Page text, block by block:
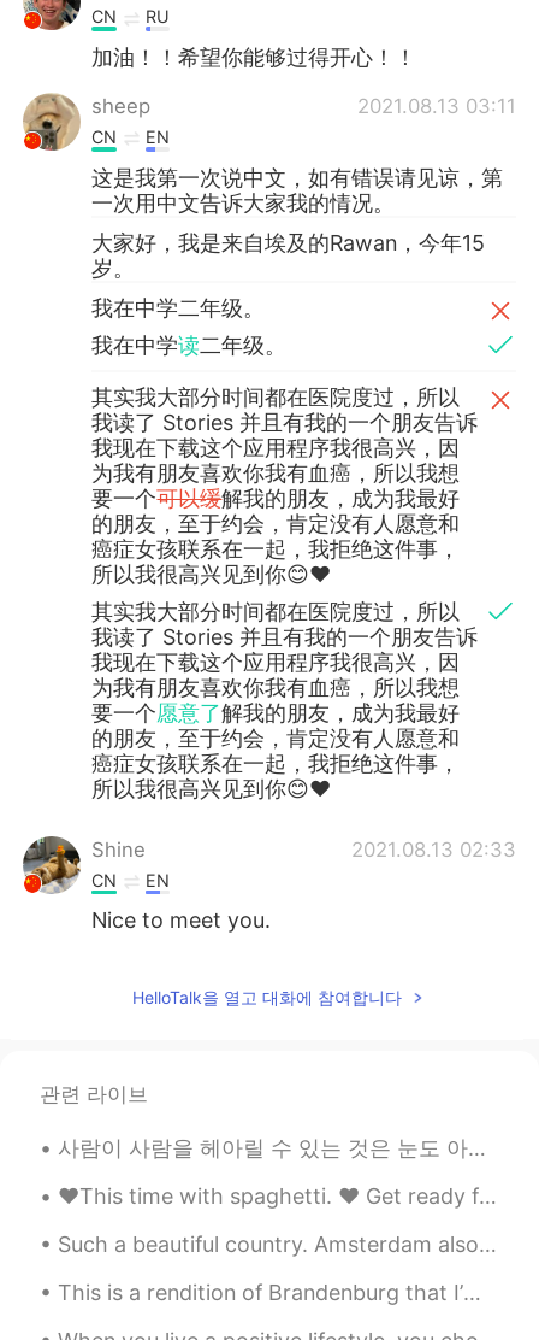
CN RU
加油！！希望你能够过得开心！！
sheep 2021.08.13 03:11
CN EN
这是我第一次说中文，如有错误请见谅，第
一次用中文告诉大家我的情况。
大家好，我是来自埃及的Rawan，今年15
岁。
我在中学二年级。
我在中学读二年级。
其实我大部分时间都在医院度过，所以
我读了 Stories 并且有我的一个朋友告诉
我现在下载这个应用程序我很高兴，因
为我有朋友喜欢你我有血癌，所以我想
要一个可以缓解我的朋友，成为我最好
的朋友，至于约会，肯定没有人愿意和
癌症女孩联系在一起，我拒绝这件事，
所以我很高兴见到你😊❤
其实我大部分时间都在医院度过，所以
我读了 Stories 并且有我的一个朋友告诉
我现在下载这个应用程序我很高兴，因
为我有朋友喜欢你我有血癌，所以我想
要一个愿意了解我的朋友，成为我最好
的朋友，至于约会，肯定没有人愿意和
癌症女孩联系在一起，我拒绝这件事，
所以我很高兴见到你😊❤
Shine 2021.08.13 02:33
CN EN
Nice to meet you.
EN
大家好，我是来自埃及的Rawan，今年15
我正在读 中学二年级。
其实我大部分时间都在医院度过，所以
我读了 Stories 并且有我的一个朋友告诉
我现在下载这个应用程序我很高兴，因
HelloTalk을 열고 대화에 참여합니다
관련 라이브
사람이 사람을 헤아릴 수 있는 것은 눈도 아니고 지성도 아니거니와 오직 마음뿐이다. (마크 트웨인) 我们认识一个人不是用眼睛，也不是用智商，只是通过心。（马克·土温） One l...
❤️This time with spaghetti. ❤️ Get ready for Valentine's Day with this recipe.❤️ Boil the pasta i...
Such a beautiful country. Amsterdam also known as Mokum. Mokum is a nickname for Amsterdam. It...
This is a rendition of Brandenburg that I’m working on! I think it’s such a pretty song ^-^ 🎶🎶 bu...